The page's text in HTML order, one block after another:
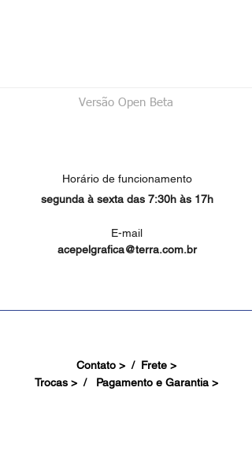
Versão Open Beta
Horário de funcionamento
segunda à sexta das 7:30h às 17h
E-mail
acepelgrafica@terra.com.br
Contato > / Frete >
Trocas > / Pagamento e Garantia >